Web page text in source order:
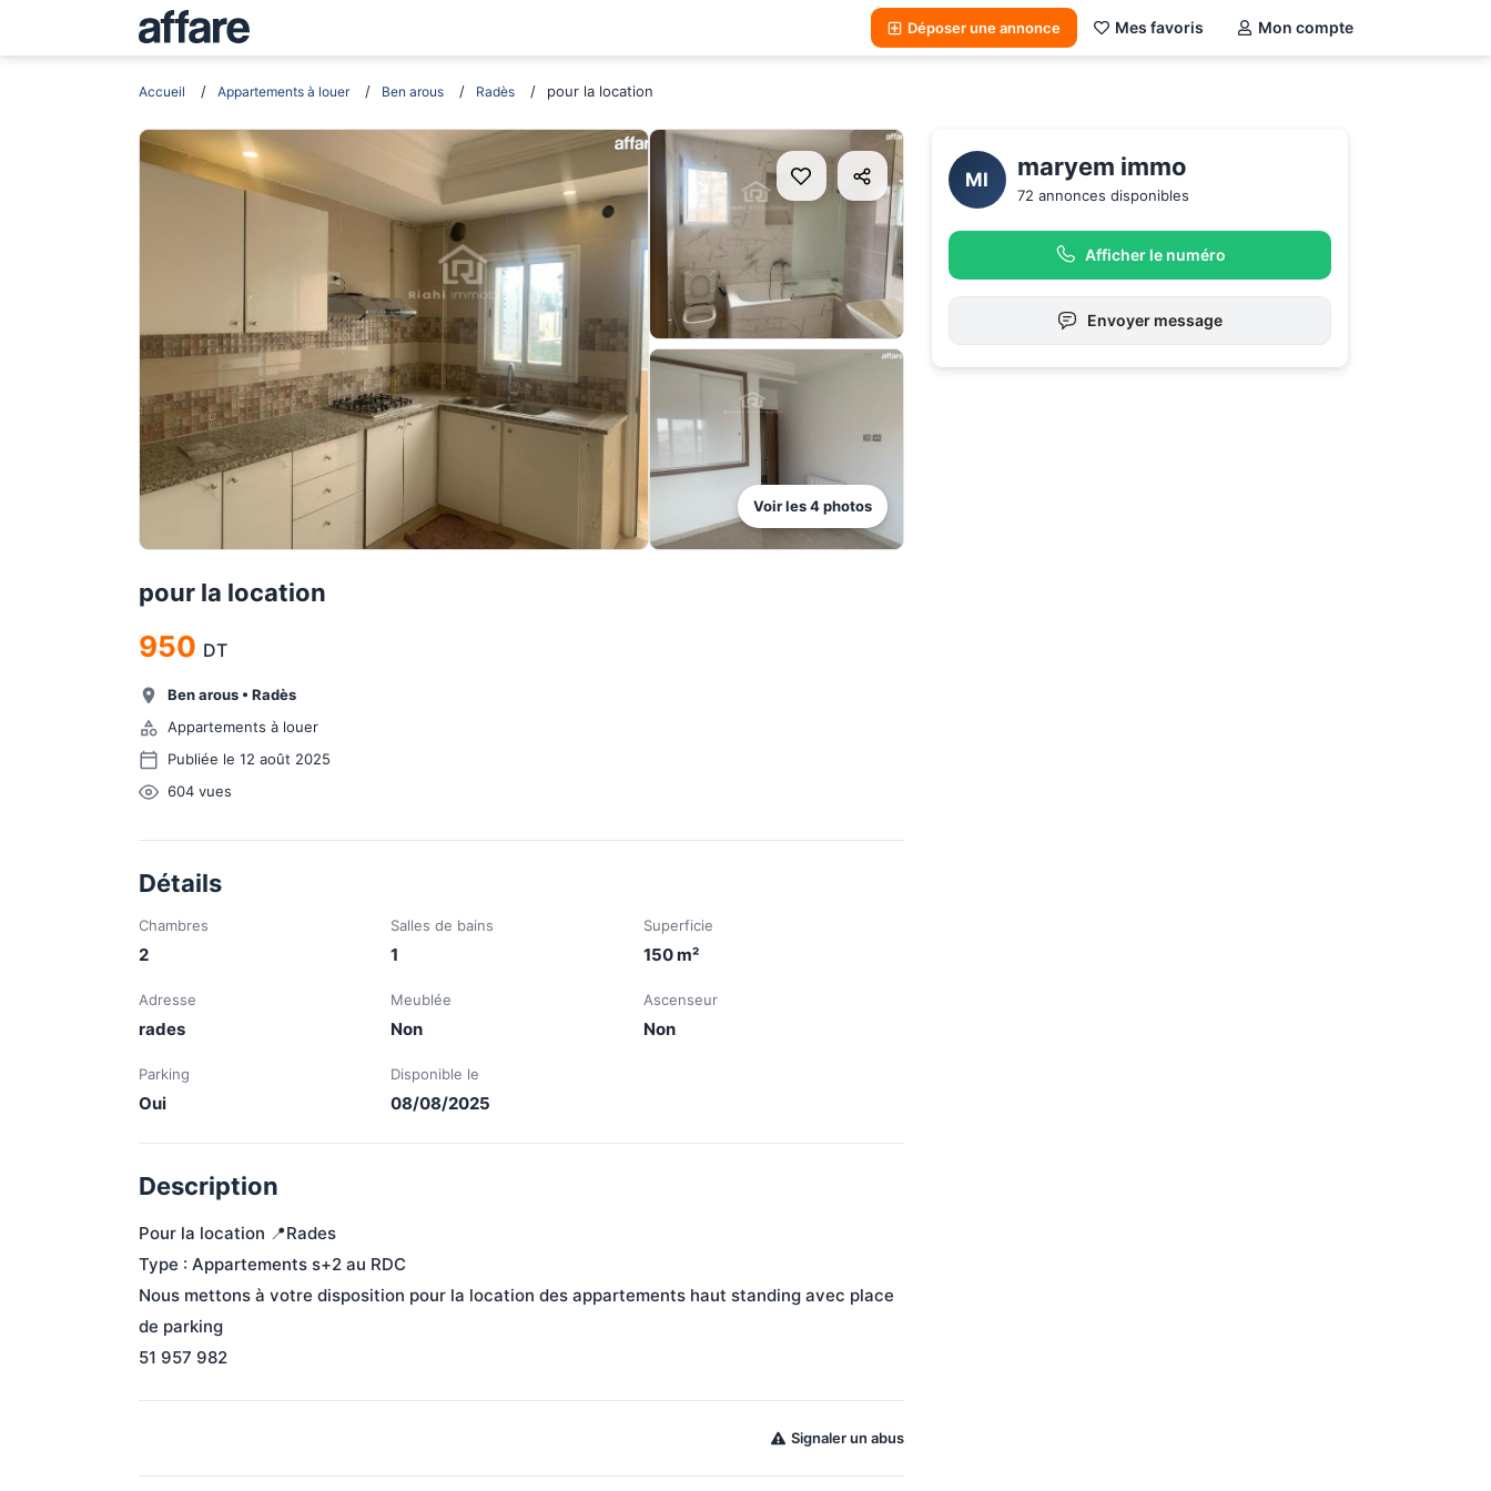
Déposer une annonce Mes favoris Mon compte
Accueil Appartements à louer Ben arous Radès pour la location
Voir les4photos
pour la location
950 DT
Ben arous• Radès
Appartements à louer
Publiée le 12 août 2025
604vues
Détails
Chambres
2
Salles de bains
1
Superficie
150m²
Adresse
rades
Meublée
Non
Ascenseur
Non
Parking
Oui
Disponible le
08/08/2025
Description
Pour la location 📍Rades
Type : Appartements s+2 au RDC
Nous mettons à votre disposition pour la location des appartements haut standing avec place
de parking
51 957 982
Signaler un abus
MI maryem immo
72 annonces disponibles
Afficher le numéro
Envoyer message